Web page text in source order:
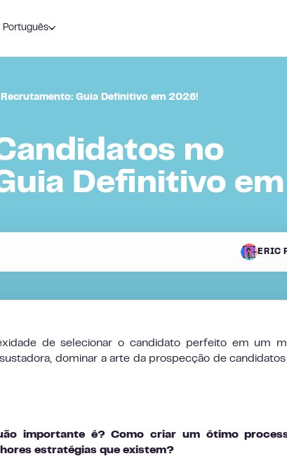
Português
Guia Definitivo em 2026!
no
Definitivo
ERIC
de selecionar o candidato perfeito em um
dominar a arte da prospecção de
importante é? Como criar um ótimo
estratégias que existem?